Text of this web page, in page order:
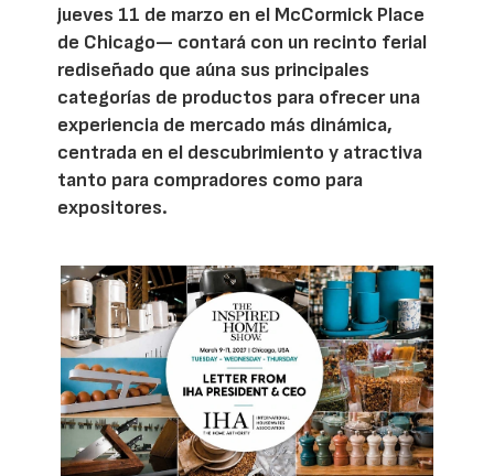
jueves 11 de marzo en el McCormick Place
de Chicago— contará con un recinto ferial
rediseñado que aúna sus principales
categorías de productos para ofrecer una
experiencia de mercado más dinámica,
centrada en el descubrimiento y atractiva
tanto para compradores como para
expositores.